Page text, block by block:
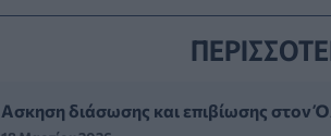
Ασκηση διάσωσης και επιβίωσης στον